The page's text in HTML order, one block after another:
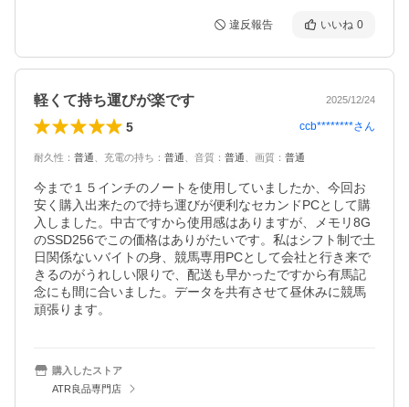
違反報告 いいね 0
軽くて持ち運びが楽です 2025/12/24
5 ccb********さん
耐久性 ： 普通 充電の持ち ： 普通 音質 ： 普通 画質 ： 普通
今まで１５インチのノートを使用していましたか、今回お
安く購入出来たので持ち運びが便利なセカンドPCとして購
入しました。中古ですから使用感はありますが、メモリ8G
のSSD256でこの価格はありがたいです。私はシフト制で土
日関係ないバイトの身、競馬専用PCとして会社と行き来で
きるのがうれしい限りで、配送も早かったですから有馬記
念にも間に合いました。データを共有させて昼休みに競馬
購入したストア
ATR良品専門店